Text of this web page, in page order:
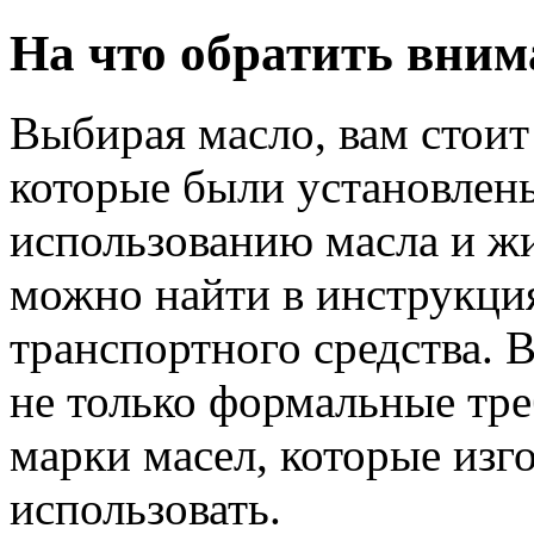
На что обратить
Выбирая масло, вам
которые были
использованию масла и
можно найти в
транспортного средства.
не только формальные
марки масел, которые
использовать.